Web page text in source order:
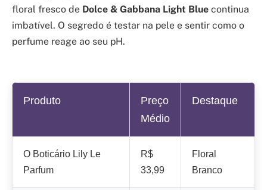
floral fresco de Dolce & Gabbana Light Blue continua
imbatível. O segredo é testar na pele e sentir como o
perfume reage ao seu pH.
Produto
Preço
Médio
Destaque
O Boticário Lily Le
Parfum
R$
33,99
Floral
Branco